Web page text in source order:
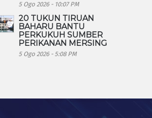
5 Ogo 2026 - 10:07 PM
20 TUKUN TIRUAN
BAHARU BANTU
PERKUKUH SUMBER
PERIKANAN MERSING
5 Ogo 2026 - 5:08 PM